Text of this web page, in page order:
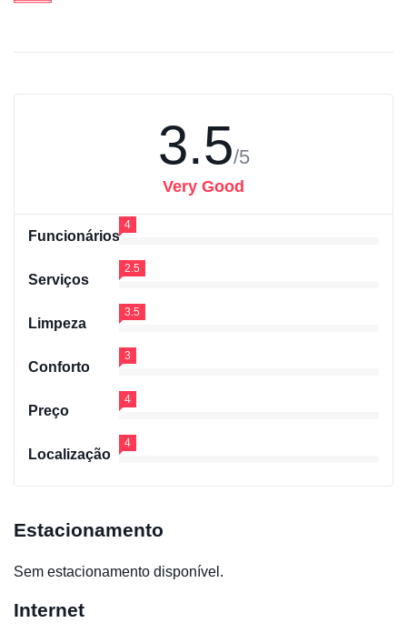
3.5/5
Very Good
Funcionários
4
Serviços
2.5
Limpeza
3.5
Conforto
3
Preço
4
Localização
4
Estacionamento
Sem estacionamento disponível.
Internet